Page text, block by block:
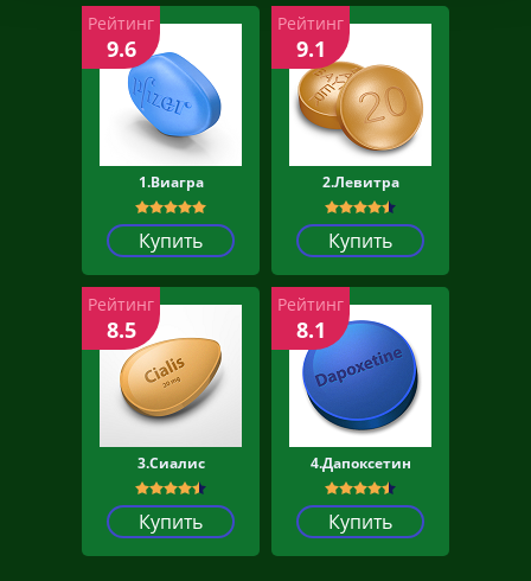
1.Виагра
Купить
Рейтинг
9.6
2.Левитра
Купить
Рейтинг
9.1
3.Сиалис
Купить
Рейтинг
8.5
4.Дапоксетин
Купить
Рейтинг
8.1